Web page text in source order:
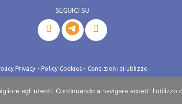
SEGUICI SU
 
Privacy • Policy Cookies • Condizioni di utilizzo
agli utenti. Continuando a navigare accetti l'utilizzo